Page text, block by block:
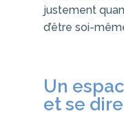
justement
d’être soi-
Un
et se dire